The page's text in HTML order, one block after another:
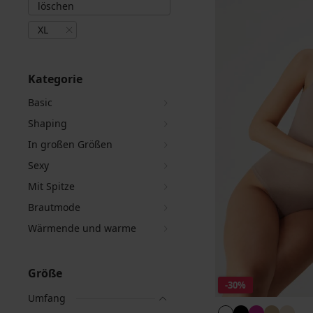
löschen
XL
Kategorie
Basic
Shaping
In großen Größen
Sexy
Mit Spitze
Brautmode
Wärmende und warme
Größe
Umfang
-30%